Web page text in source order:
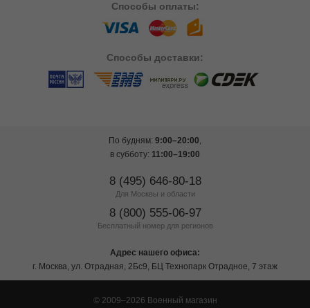
Способы оплаты:
Способы доставки:
По будням: 9:00–20:00,
в субботу: 11:00–19:00
8 (495) 646-80-18
Для Москвы и области
8 (800) 555-06-97
Бесплатный номер для регионов
Адрес нашего офиса:
г. Москва, ул. Отрадная, 2Бс9, БЦ Технопарк Отрадное, 7 этаж
© 2009–2026 Военный магазин